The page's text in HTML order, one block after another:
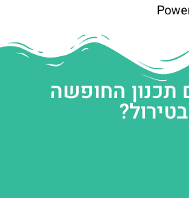
תכנון החופשה
בטירול?